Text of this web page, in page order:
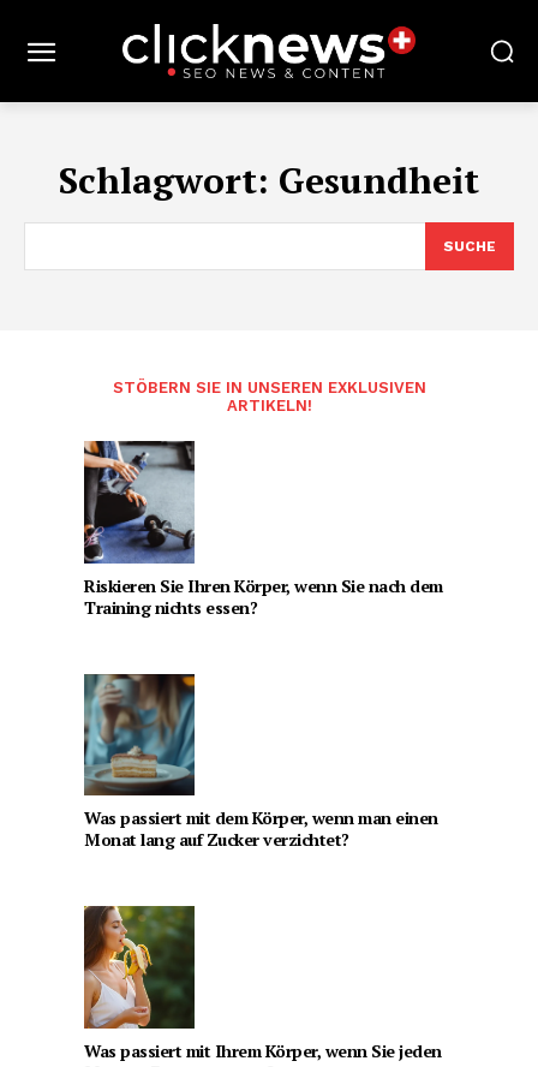
Schlagwort: Gesundheit
SUCHE
STÖBERN SIE IN UNSEREN EXKLUSIVEN
ARTIKELN!
Riskieren Sie Ihren Körper, wenn Sie nach dem
Training nichts essen?
Was passiert mit dem Körper, wenn man einen
Monat lang auf Zucker verzichtet?
Was passiert mit Ihrem Körper, wenn Sie jeden